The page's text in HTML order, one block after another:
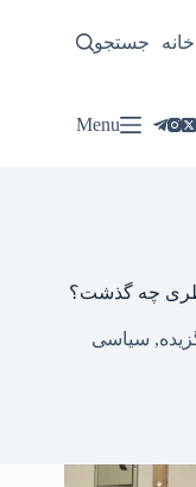
خانه سیاسی
جستجو
Menu
چه گذشت؟
, سیاسی